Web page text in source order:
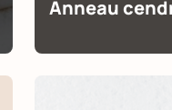
Anneau